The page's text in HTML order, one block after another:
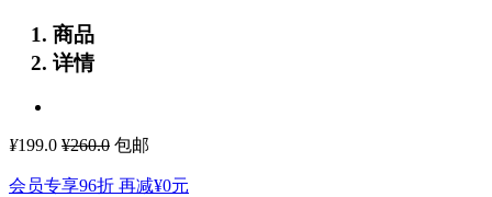
商品
详情
¥199.0 ¥260.0 包邮
会员专享96折 再减¥0元